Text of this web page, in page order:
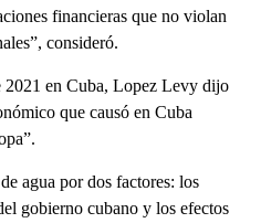
financieras que no violan
consideró.
2021 en Cuba, Lopez Levy dijo
que causó en Cuba
agua por dos factores: los
gobierno cubano y los efectos